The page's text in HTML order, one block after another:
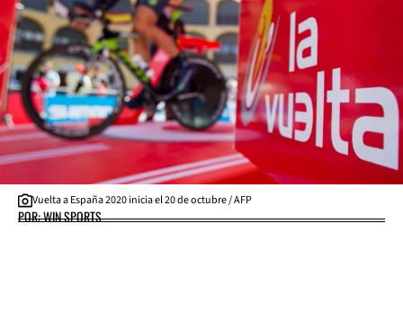
Vuelta a España 2020 inicia el 20 de octubre / AFP
POR: WIN SPORTS